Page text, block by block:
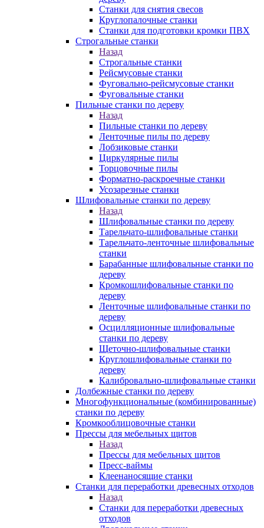
Станки для снятия свесов
Круглопалочные станки
Станки для подготовки кромки ПВХ
Строгальные станки
Назад
Строгальные станки
Рейсмусовые станки
Фуговально-рейсмусовые станки
Фуговальные станки
Пильные станки по дереву
Назад
Пильные станки по дереву
Ленточные пилы по дереву
Лобзиковые станки
Циркулярные пилы
Торцовочные пилы
Форматно-раскроечные станки
Усозарезные станки
Шлифовальные станки по дереву
Назад
Шлифовальные станки по дереву
Тарельчато-шлифовальные станки
Тарельчато-ленточные шлифовальные
станки
Барабанные шлифовальные станки по
дереву
Кромкошлифовальные станки по
дереву
Ленточные шлифовальные станки по
дереву
Осцилляционные шлифовальные
станки по дереву
Щеточно-шлифовальные станки
Круглошлифовальные станки по
дереву
Калибровально-шлифовальные станки
Долбежные станки по дереву
Многофункциональные (комбинированные)
станки по дереву
Кромкооблицовочные станки
Прессы для мебельных щитов
Назад
Прессы для мебельных щитов
Пресс-ваймы
Клеенаносящие станки
Станки для переработки древесных отходов
Назад
Станки для переработки древесных
отходов